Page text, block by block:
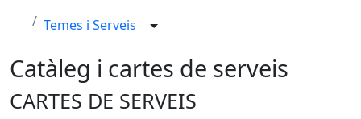
Temes i Serveis
Catàleg i cartes de serveis
CARTES DE SERVEIS